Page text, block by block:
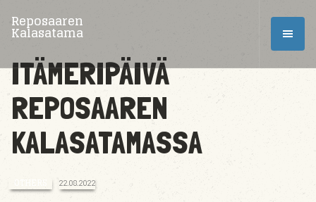
Reposaaren
Kalasatama
ITÄMERIPÄIVÄ
REPOSAAREN
KALASATAMASSA
OTHERS 22.08.2022